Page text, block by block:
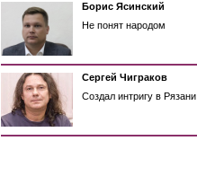
Борис Ясинский
Не понят народом
Сергей Чиграков
Создал интригу в Рязани